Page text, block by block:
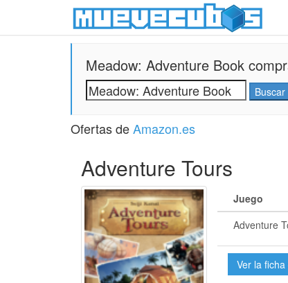
Meadow: Adventure Book
Ofertas deAmazon.es
Adventure Tours
Juego
Adventure
Ver la